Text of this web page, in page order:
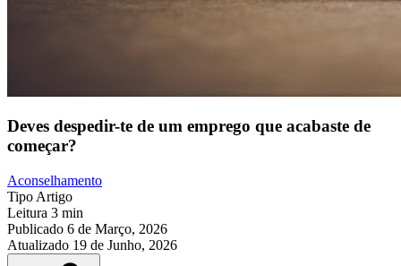
Deves despedir-te de um emprego que acabaste de
começar?
Aconselhamento
Tipo Artigo
Leitura 3 min
Publicado 6 de Março, 2026
Atualizado 19 de Junho, 2026